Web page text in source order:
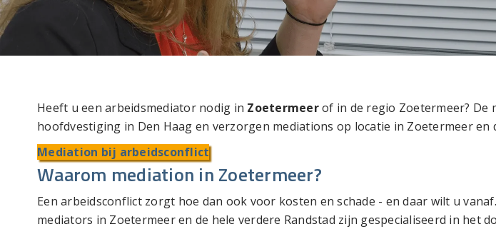
Heeft u een arbeidsmediator nodig in Zoetermeerof in de regio Zoetermeer? De
hoofdvestiging in Den Haag en verzorgen mediations op locatie in Zoetermeer en
Mediation bij arbeidsconflict
Waarom mediation in Zoetermeer?
Een arbeidsconflict zorgt hoe dan ook voor kosten en schade - en daar wilt u
mediators in Zoetermeer en de hele verdere Randstad zijn gespecialiseerd in het